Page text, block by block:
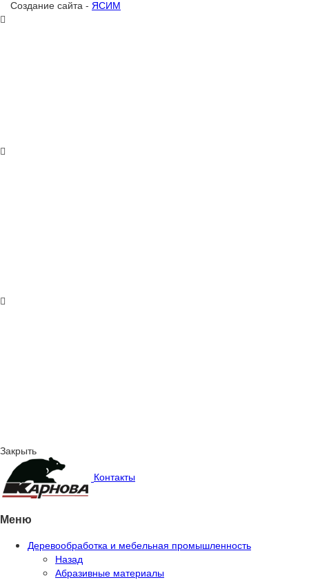
Создание сайта - ЯСИМ
Закрыть
Контакты
Меню
Деревообработка и мебельная промышленность
Назад
Абразивные материалы